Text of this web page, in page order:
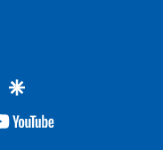
twittergoogle
youtube-